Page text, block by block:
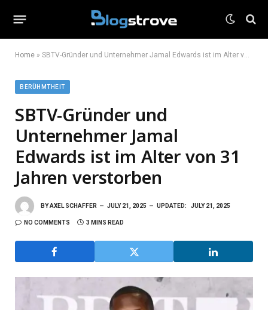
Home » SBTV-Gründer und Unternehmer Jamal Edwards ist im Alter von 31 Jahren verstorben
BERÜHMTHEIT
SBTV-Gründer und
Unternehmer Jamal
Edwards ist im Alter von 31
Jahren verstorben
BYAXEL SCHAFFER JULY 21, 2025 UPDATED: JULY 21, 2025
NO COMMENTS 3 MINS READ